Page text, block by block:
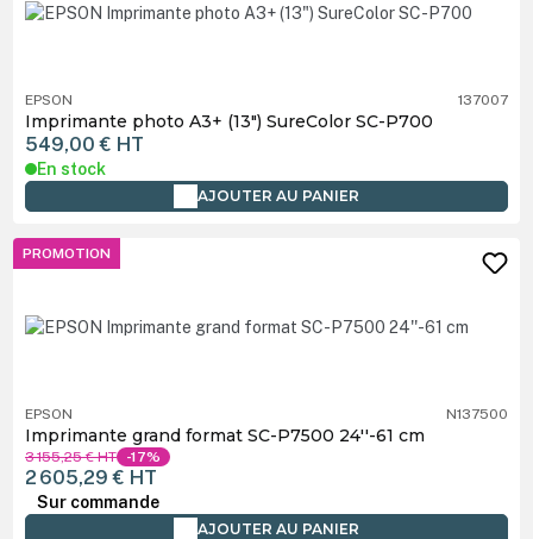
EPSON 137007
Imprimante photo A3+ (13") SureColor SC-P700
549,00 € HT
En stock
AJOUTER AU PANIER
PROMOTION
EPSON N137500
Imprimante grand format SC-P7500 24''-61 cm
3 155,25 €HT -17%
2 605,29 € HT
Sur commande
AJOUTER AU PANIER